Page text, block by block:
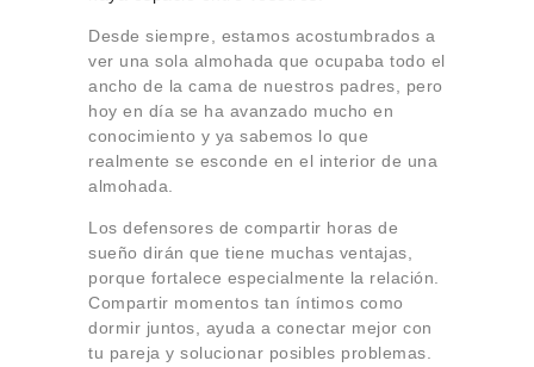
Desde siempre, estamos acostumbrados a
ver una sola almohada que ocupaba todo el
ancho de la cama de nuestros padres, pero
hoy en día se ha avanzado mucho en
conocimiento y ya sabemos lo que
realmente se esconde en el interior de una
almohada.
Los defensores de compartir horas de
sueño dirán que tiene muchas ventajas,
porque fortalece especialmente la relación.
Compartir momentos tan íntimos como
dormir juntos, ayuda a conectar mejor con
tu pareja y solucionar posibles problemas.